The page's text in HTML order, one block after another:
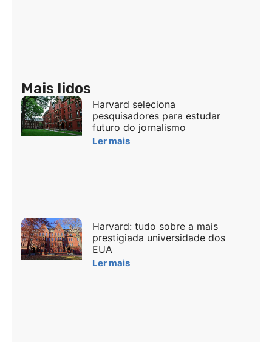
Mais lidos
Harvard seleciona
pesquisadores para estudar
futuro do jornalismo
Ler mais
Harvard: tudo sobre a mais
prestigiada universidade dos
EUA
Ler mais